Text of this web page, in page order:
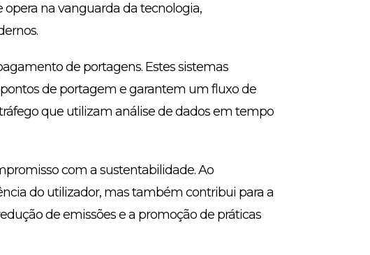
na vanguarda da tecnologia,
de portagens. Estes sistemas
de portagem e garantem um fluxo de
que utilizam análise de dados em tempo
com a sustentabilidade. Ao
do utilizador, mas também contribui para a
de emissões e a promoção de práticas